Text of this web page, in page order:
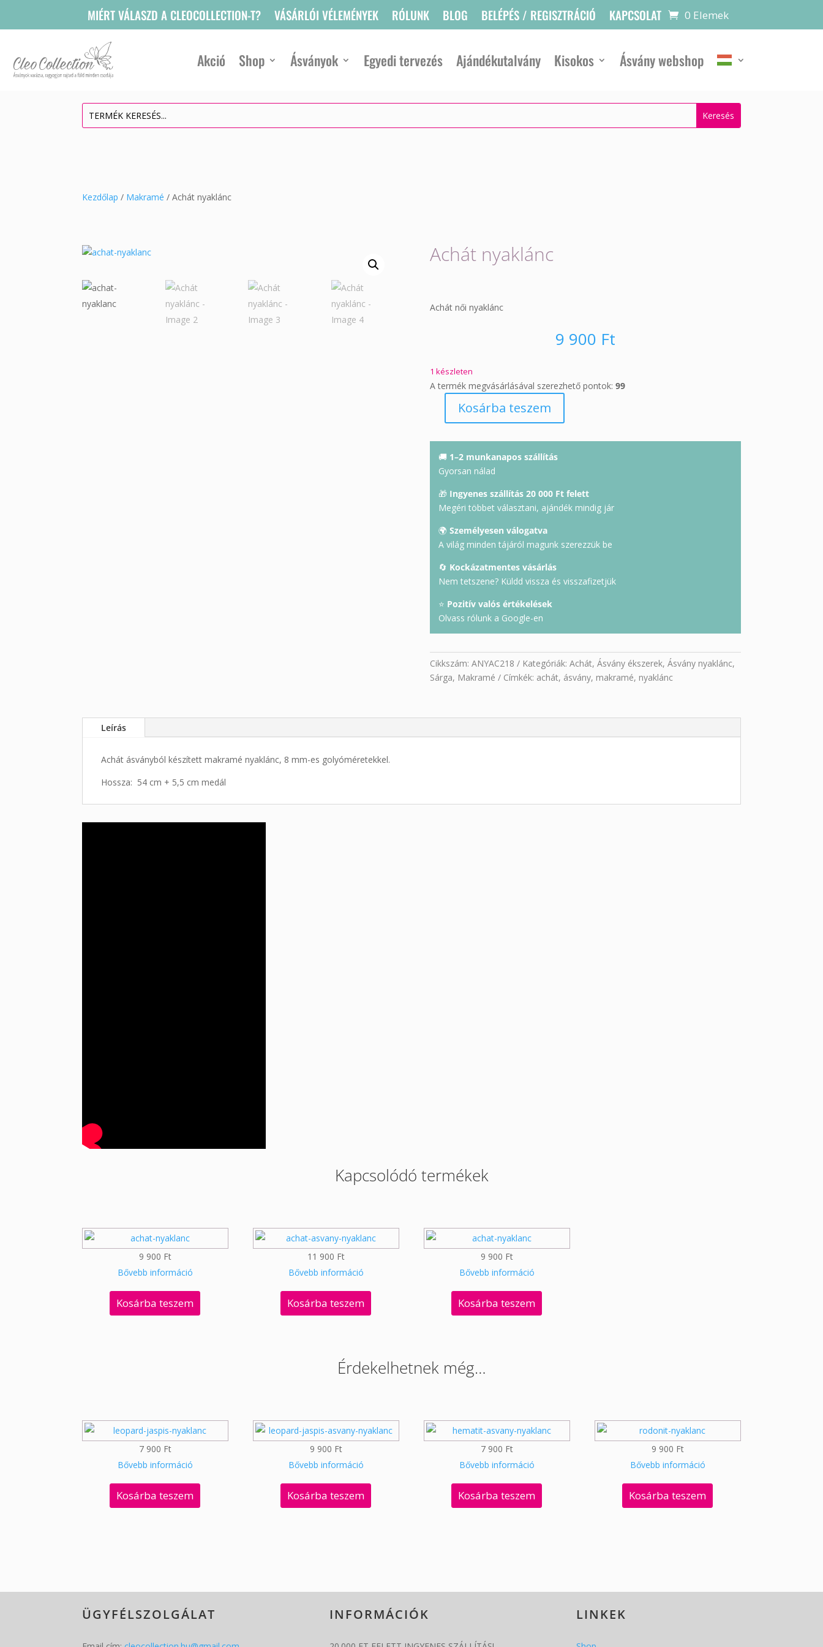
MIÉRT VÁLASZD A CLEOCOLLECTION-T? VÁSÁRLÓI VÉLEMÉNYEK RÓLUNK BLOG BELÉPÉS / REGISZTRÁCIÓ KAPCSOLAT 0 Elemek
Akció Shop Ásványok Egyedi tervezés Ajándékutalvány Kisokos Ásvány webshop
Kezdőlap / Makramé / Achát nyaklánc
Achát nyaklánc
Achát női nyaklánc
9 900 Ft
1 készleten
A termék megvásárlásával szerezhető pontok: 99
mennyiség
Kosárba teszem
🚚 1–2 munkanapos szállítás
Gyorsan nálad
🎁 Ingyenes szállítás 20 000 Ft felett
Megéri többet választani, ajándék mindig jár
🌍 Személyesen válogatva
A világ minden tájáról magunk szerezzük be
🔄 Kockázatmentes vásárlás
Nem tetszene? Küldd vissza és visszafizetjük
⭐ Pozitív valós értékelések
Olvass rólunk a Google-en
Cikkszám: ANYAC218 Kategóriák: Achát, Ásvány ékszerek, Ásvány nyaklánc,
Sárga, Makramé Címkék: achát, ásvány, makramé, nyaklánc
Leírás
Achát ásványból készített makramé nyaklánc, 8 mm-es golyóméretekkel.
Hossza: 54 cm + 5,5 cm medál
Kapcsolódó termékek
9 900 Ft
Bővebb információ
Kosárba teszem
11 900 Ft
Bővebb információ
Kosárba teszem
9 900 Ft
Bővebb információ
Kosárba teszem
Érdekelhetnek még…
7 900 Ft
Bővebb információ
Kosárba teszem
9 900 Ft
Bővebb információ
Kosárba teszem
7 900 Ft
Bővebb információ
Kosárba teszem
9 900 Ft
Bővebb információ
Kosárba teszem
ÜGYFÉLSZOLGÁLAT INFORMÁCIÓK LINKEK